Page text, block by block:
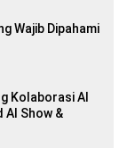
Wajib Dipahami
Kolaborasi AI
AI Show &